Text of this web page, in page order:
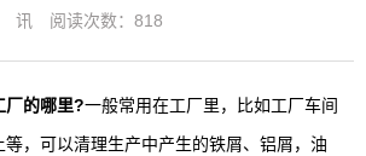
讯 阅读次数：818
厂的哪里?一般常用在工厂里，比如工厂车间
，可以清理生产中产生的铁屑、铝屑，油